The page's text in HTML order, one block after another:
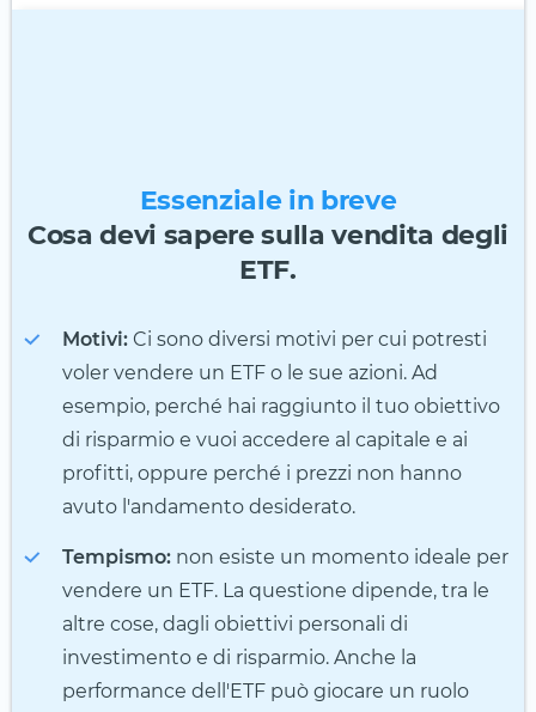
Essenziale in breve
Cosa devi sapere sulla vendita degli
ETF.
Motivi: Ci sono diversi motivi per cui potresti
voler vendere un ETF o le sue azioni. Ad
esempio, perché hai raggiunto il tuo obiettivo
di risparmio e vuoi accedere al capitale e ai
profitti, oppure perché i prezzi non hanno
avuto l'andamento desiderato.
Tempismo: non esiste un momento ideale per
vendere un ETF. La questione dipende, tra le
altre cose, dagli obiettivi personali di
investimento e di risparmio. Anche la
performance dell'ETF può giocare un ruolo